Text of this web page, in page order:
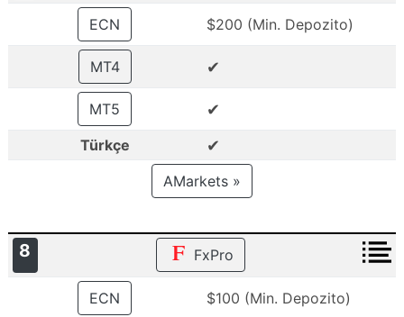
ECN $200 (Min. Depozito)
MT4 ✔
MT5 ✔
Türkçe ✔
AMarkets »
8 FxPro
ECN $100 (Min. Depozito)